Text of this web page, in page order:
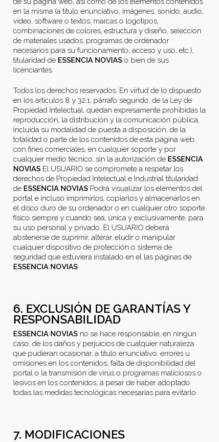
en la misma (a título enunciativo, imágenes, sonido, audio,
vídeo, software o textos; marcas o logotipos,
combinaciones de colores, estructura y diseño, selección
de materiales usados, programas de ordenador
necesarios para su funcionamiento, acceso y uso, etc.),
titularidad de ESSENCIA NOVIASo bien de sus
licenciantes.
Todos los derechos reservados. En virtud de lo dispuesto
en los artículos 8 y 32.1, párrafo segundo, de la Ley de
Propiedad Intelectual, quedan expresamente prohibidas la
reproducción, la distribución y la comunicación pública,
incluida su modalidad de puesta a disposición, de la
totalidad o parte de los contenidos de esta página web,
con fines comerciales, en cualquier soporte y por
cualquier medio técnico, sin la autorización de ESSENCIA
NOVIASEl USUARIO se compromete a respetar los
derechos de Propiedad Intelectual e Industrial titularidad
de ESSENCIA NOVIASPodrá visualizar los elementos del
portal e incluso imprimirlos, copiarlos y almacenarlos en
el disco duro de su ordenador o en cualquier otro soporte
físico siempre y cuando sea, única y exclusivamente, para
su uso personal y privado. El USUARIO deberá
abstenerse de suprimir, alterar, eludir o manipular
cualquier dispositivo de protección o sistema de
seguridad que estuviera instalado en el las páginas de
ESSENCIA NOVIAS
6. EXCLUSIÓN DE GARANTÍAS Y
RESPONSABILIDAD
ESSENCIA NOVIASno se hace responsable, en ningún
caso, de los daños y perjuicios de cualquier naturaleza
que pudieran ocasionar, a título enunciativo: errores u
omisiones en los contenidos, falta de disponibilidad del
portal o la transmisión de virus o programas maliciosos o
lesivos en los contenidos, a pesar de haber adoptado
todas las medidas tecnológicas necesarias para evitarlo.
7. MODIFICACIONES